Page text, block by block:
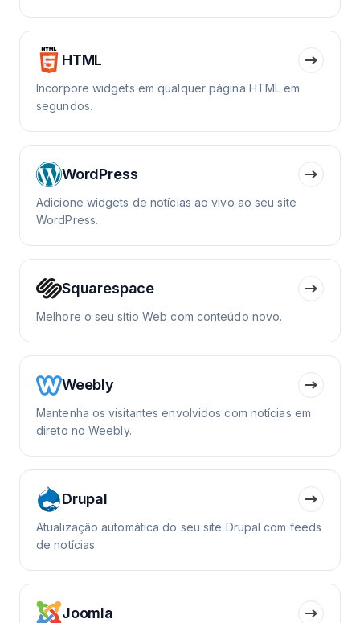
HTML
Incorpore widgets em qualquer página HTML em
segundos.
WordPress
Adicione widgets de notícias ao vivo ao seu site
WordPress.
Squarespace
Melhore o seu sítio Web com conteúdo novo.
Weebly
Mantenha os visitantes envolvidos com notícias em
direto no Weebly.
Drupal
Atualização automática do seu site Drupal com feeds
de notícias.
Joomla